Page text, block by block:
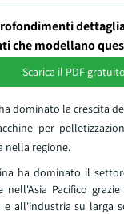
che modellano
Scarica il PDF gratuito
dominato la crescita
per
nella regione.
ha dominato il
nell'Asia Pacifico
e all'industria su larga